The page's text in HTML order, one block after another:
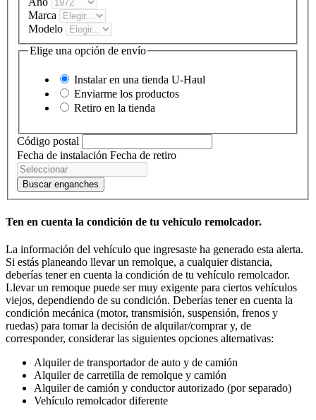
Marca
Modelo
Elige una opción de envío
Instalar en una tienda U-Haul
Enviarme los productos
Retiro en la tienda
Código postal
Fecha de instalación Fecha de retiro
Buscar enganches
Ten en cuenta la condición de tu vehículo remolcador.
La información del vehículo que ingresaste ha generado esta alerta.
Si estás planeando llevar un remolque, a cualquier distancia,
deberías tener en cuenta la condición de tu vehículo remolcador.
Llevar un remoque puede ser muy exigente para ciertos vehículos
viejos, dependiendo de su condición. Deberías tener en cuenta la
condición mecánica (motor, transmisión, suspensión, frenos y
ruedas) para tomar la decisión de alquilar/comprar y, de
corresponder, considerar las siguientes opciones alternativas:
Alquiler de transportador de auto y de camión
Alquiler de carretilla de remolque y camión
Alquiler de camión y conductor autorizado (por separado)
Vehículo remolcador diferente